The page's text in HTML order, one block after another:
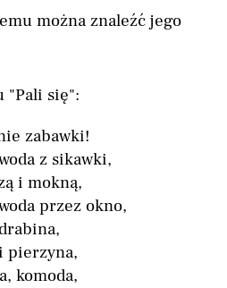
można znaleźć jego
"Pali się":
zabawki!
z sikawki,
i mokną,
przez okno,
pierzyna,
komoda,